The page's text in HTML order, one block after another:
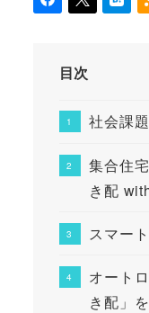
目次
社会課
集合住
き配
スマー
オート
き配」